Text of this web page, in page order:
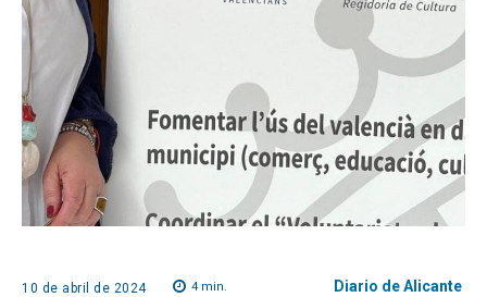
10 de abril de 2024 4min. Diario de Alicante